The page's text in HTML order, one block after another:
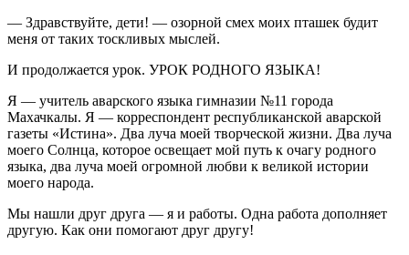
— Здравствуйте, дети! — озорной смех моих пташек будит
меня от таких тоскливых мыслей.
И продолжается урок. УРОК РОДНОГО ЯЗЫКА!
Я — учитель аварского языка гимназии №11 города
Махачкалы. Я — корреспондент республиканской аварской
газеты «Истина». Два луча моей творческой жизни. Два луча
моего Солнца, которое освещает мой путь к очагу родного
языка, два луча моей огромной любви к великой истории
моего народа.
Мы нашли друг друга — я и работы. Одна работа дополняет
другую. Как они помогают друг другу!